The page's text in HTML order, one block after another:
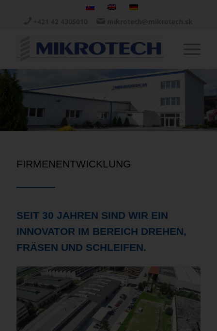
FIRMENENTWICKLUNG
SEIT 30 JAHREN SIND WIR EIN
INNOVATOR IM BEREICH DREHEN,
FRÄSEN UND SCHLEIFEN.